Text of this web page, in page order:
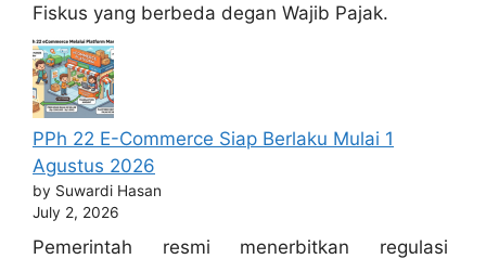
Fiskus yang berbeda degan Wajib Pajak.
PPh 22 E-Commerce Siap Berlaku Mulai 1
Agustus 2026
by Suwardi Hasan
July 2, 2026
Pemerintah resmi menerbitkan regulasi